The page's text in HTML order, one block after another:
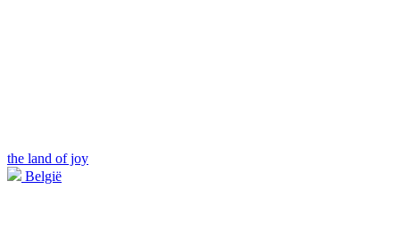
the land of joy
België